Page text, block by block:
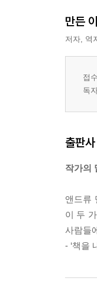
만든
저자, 역
접
독
출판
작가의
앤드류
이 두
사람들
- ‘책을